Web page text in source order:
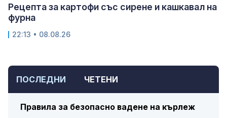
ПОСЛЕДНИ ЧЕТЕНИ
Правила за безопасно вадене на кърлеж
Рецепта за картофи със сирене и кашкавал на
фурна
22:13 • 08.08.26